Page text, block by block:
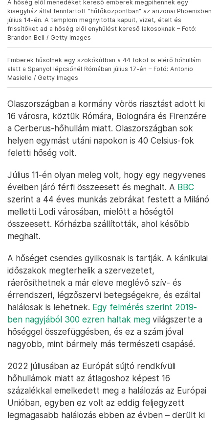
A hőség elől menedéket kereső emberek megpihennek egy
kisegyház által fenntartott "hűtőközpontban" az arizonai Phoenixben
július 14-én. A templom megnyitotta kapuit, vizet, ételt és
frissítőket ad a hőség elől enyhülést kereső lakosoknak – Fotó:
Brandon Bell / Getty Images
Emberek hűsölnek egy szökőkútban a 44 fokot is elérő hőhullám
alatt a Spanyol lépcsőnél Rómában július 17-én – Fotó: Antonio
Masiello / Getty Images
Olaszországban a kormány vörös riasztást adott ki
16 városra, köztük Rómára, Bolognára és Firenzére
a Cerberus-hőhullám miatt. Olaszországban sok
helyen egymást utáni napokon is 40 Celsius-fok
feletti hőség volt.
Július 11-én olyan meleg volt, hogy egy negyvenes
éveiben járó férfi összeesett és meghalt. A BBC
szerint a 44 éves munkás zebrákat festett a Milánó
melletti Lodi városában, mielőtt a hőségtől
összeesett. Kórházba szállították, ahol később
meghalt.
A hőséget csendes gyilkosnak is tartják. A kánikulai
időszakok megterhelik a szervezetet,
ráerősíthetnek a már eleve meglévő szív- és
érrendszeri, légzőszervi betegségekre, és ezáltal
halálosak is lehetnek. Egy felmérés szerint 2019-
ben nagyjából 300 ezren haltak meg világszerte a
hőséggel összefüggésben, és ez a szám jóval
nagyobb, mint bármely más természeti csapásé.
2022 júliusában az Európát sújtó rendkívüli
hőhullámok miatt az átlagoshoz képest 16
százalékkal emelkedett meg a halálozás az Európai
Unióban, egyben ez volt az eddig feljegyzett
legmagasabb halálozás ebben az évben – derült ki